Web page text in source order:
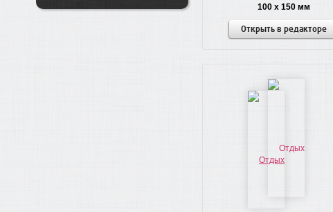
100 x 150 мм
Открыть в редакторе